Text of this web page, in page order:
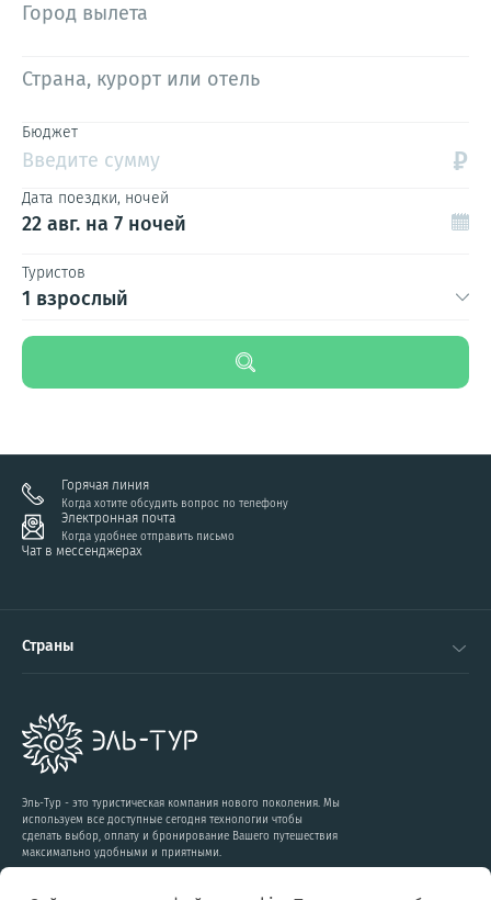
Город вылета
Страна, курорт или отель
Бюджет
Введите сумму ₽
Дата поездки, ночей
22 авг. на 7 ночей
Туристов
1 взрослый
Горячая линия
Когда хотите обсудить вопрос по телефону
Электронная почта
Когда удобнее отправить письмо
Чат в мессенджерах
Эль-Тур - это туристическая компания нового поколения. Мы
используем все доступные сегодня технологии чтобы
сделать выбор, оплату и бронирование Вашего путешествия
максимально удобными и приятными.
Страны